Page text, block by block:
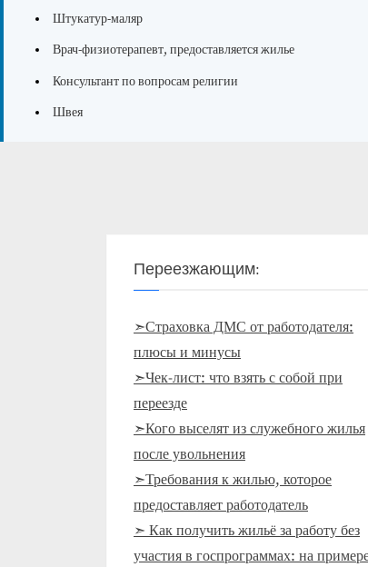
Штукатур-маляр
Врач-физиотерапевт, предоставляется жилье
Консультант по вопросам религии
Швея
Переезжающим:
➣Страховка ДМС от работодателя:
плюсы и минусы
➣Чек-лист: что взять с собой при
переезде
➣Кого выселят из служебного жилья
после увольнения
➣Требования к жилью, которое
предоставляет работодатель
➣ Как получить жильё за работу без
участия в госпрограммах: на